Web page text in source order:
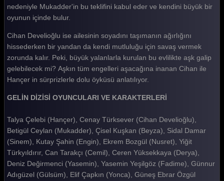
Gelin 375. Bölüm
Gelin 373. Bölüm
Gelin 372. Bölüm
Gelin 371. Bölüm
Gelin 370. Bölüm
Gelin 369. Bölüm
Gelin 368. Bölüm
Gelin 367. Bölüm
Gelin 366. Bölüm
nedeniyle Mukadder'in bu teklifini kabul eder ve kendini büyük bir
oyunun içinde bulur.
Cihan Develioğlu ise ailesinin soyadını taşımanın ağırlığını
hissederken bir yandan da kendi mutluluğu için savaş vermek
zorunda kalır. Peki, büyük yalanlarla kurulan bu evlilikte aşk galip
gelebilecek mi? Aşkın tüm engelleri aşacağına inanan Cihan ile
Hançer in sürprizlerle dolu öyküsü anlatılıyor.
GELİN DİZİSİ OYUNCULARI VE KARAKTERLERİ
Talya Çelebi (Hançer), Cenay Türksever (Cihan Develioğlu),
Betigül Ceylan (Mukadder), Çisel Kuşkan (Beyza), Sidal Damar
(Sinem), Kutay Şahin (Engin), Ekrem Bozgül (Nusret), Yiğit
Türkyıldırır, Can Tarakçı (Cemil), Ceren Yüksekkaya (Derya),
Deniz Değirmenci (Yasemin), Yasemin Yeşilgöz (Fadime), Günnur
Adıgüzel (Gülsüm), Elif Çapkın (Yonca), Güneş Ebrar Özgül